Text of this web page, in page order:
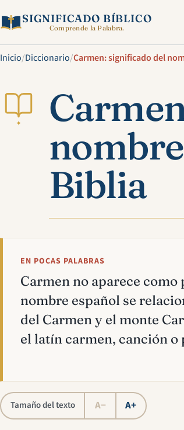
SIGNIFICADO BÍBLICO
Comprende la Palabra.
Inicio/Diccionario/Carmen: significado del
✦
Biblia
EN POCAS PALABRAS
Carmen no aparece como
nombre español se
del Carmen y el monte
el latín carmen, canción o
Tamaño del texto A− A+